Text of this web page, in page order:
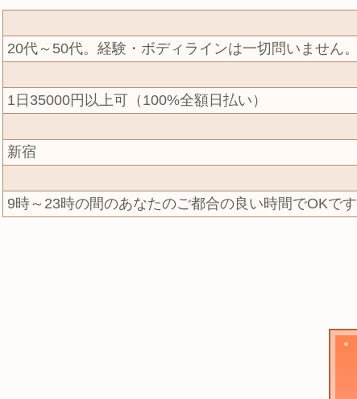
20代～50代。経験・ボディラインは一切問いません。
1日35000円以上可（100%全額日払い）
新宿
9時～23時の間のあなたのご都合の良い時間でOKです